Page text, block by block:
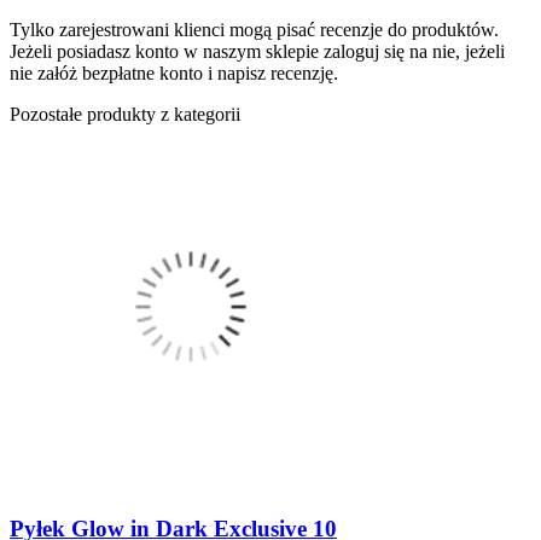
Tylko zarejestrowani klienci mogą pisać recenzje do produktów.
Jeżeli posiadasz konto w naszym sklepie zaloguj się na nie, jeżeli
nie załóż bezpłatne konto i napisz recenzję.
Pozostałe produkty z kategorii
Pyłek Glow in Dark Exclusive 10